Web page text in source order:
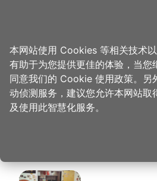
首页 > 想去的地方 > 美食、购物 > 大溪
大溪鹅庄客
店家
本网站使用 Cookies 等相关技术
有助于为您提供更佳的体验，当您
同意我们的 Cookie 使用政策。另
动侦测服务，建议您允许本网站取
及使用此智慧化服务。